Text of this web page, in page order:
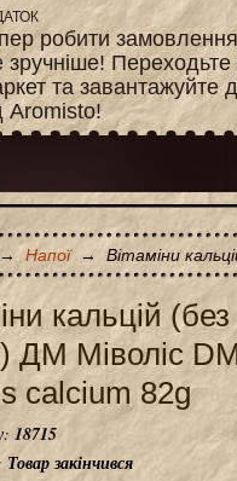
робити
зручніше! Переходьте
та завантажуйте
Aromisto!
Напої → Вітаміни
кальцій (без
ДМ Міволіс
calcium 82g
18715
Товар закінчився